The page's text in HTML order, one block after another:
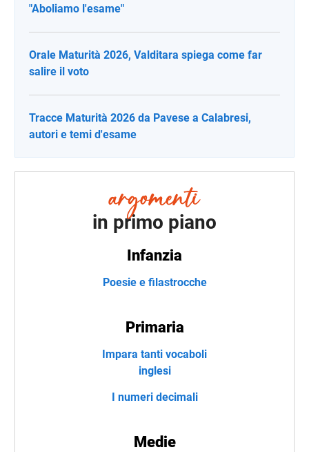
"Aboliamo l'esame"
Orale Maturità 2026, Valditara spiega come far
salire il voto
Tracce Maturità 2026 da Pavese a Calabresi,
autori e temi d'esame
in primo piano
Infanzia
Poesie e filastrocche
Primaria
Impara tanti vocaboli
inglesi
I numeri decimali
Medie